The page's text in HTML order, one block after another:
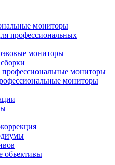
мониторы
профессиональных
мониторы
мониторы
мониторы
объективы